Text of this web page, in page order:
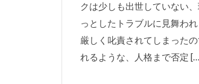
クは少しも出世していない
っとしたトラブルに見舞わ
厳しく叱責されてしまった
れるような、人格まで否定